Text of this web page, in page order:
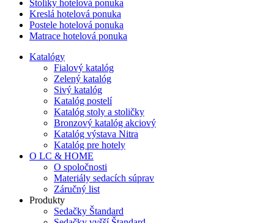
Stolíky hotelová ponuka
Kreslá hotelová ponuka
Postele hotelová ponuka
Matrace hotelová ponuka
Katalógy
Fialový katalóg
Zelený katalóg
Sivý katalóg
Katalóg postelí
Katalóg stoly a stoličky
Bronzový katalóg akciový
Katalóg výstava Nitra
Katalóg pre hotely
O LC & HOME
O spoločnosti
Materiály sedacích súprav
Záručný list
Produkty
Sedačky Štandard